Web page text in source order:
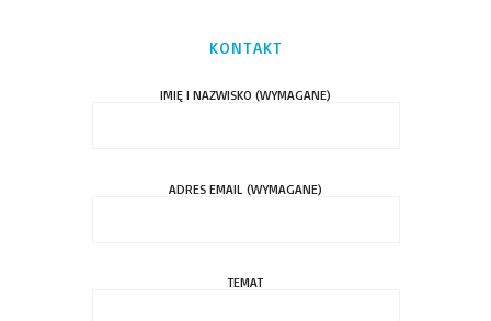
KONTAKT
IMIĘ I NAZWISKO (WYMAGANE)
ADRES EMAIL (WYMAGANE)
TEMAT